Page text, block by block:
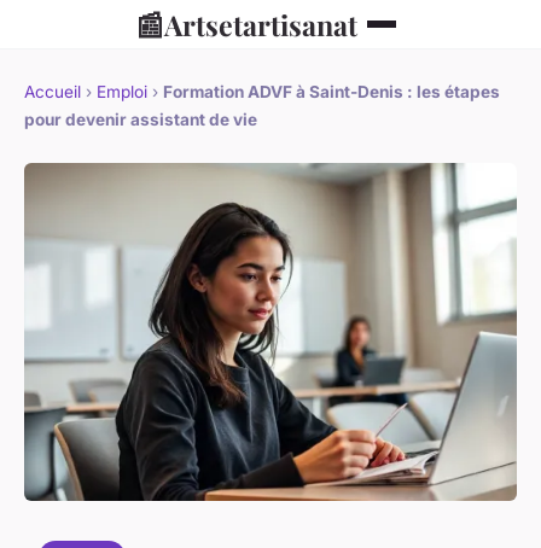
📰Artsetartisanat
Accueil › Emploi › Formation ADVF à Saint-Denis : les étapes
pour devenir assistant de vie